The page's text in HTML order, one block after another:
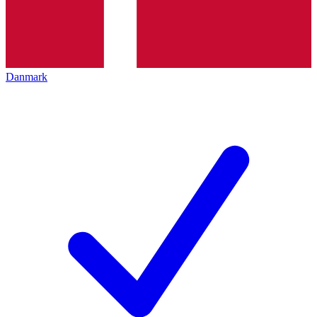
Danmark